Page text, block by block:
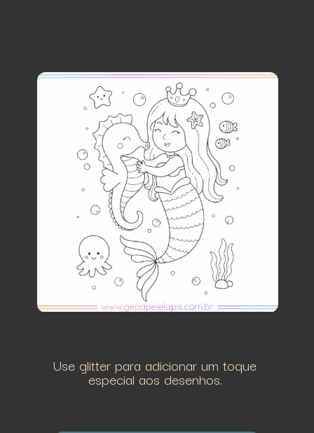
Use glitter para adicionar um toque
especial aos desenhos.